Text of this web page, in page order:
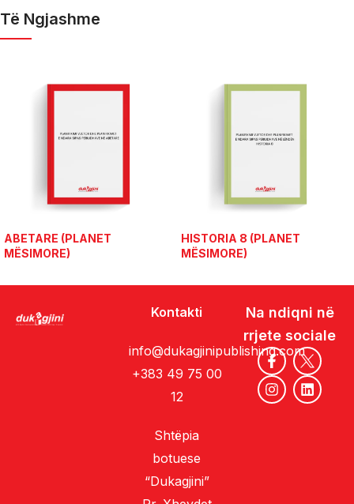
Të Ngjashme
ABETARE (PLANET
MËSIMORE)
HISTORIA 8 (PLANET
MËSIMORE)
Kontakti
info@dukagjinipublishing.com
+383 49 75 00
12
Shtëpia
botuese
“Dukagjini”
Na ndiqni në
rrjete sociale